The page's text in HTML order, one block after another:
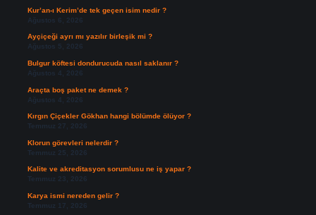
Kur’an-ı Kerim’de tek geçen isim nedir ?
Ağustos 6, 2026
Ayçiçeği ayrı mı yazılır birleşik mi ?
Ağustos 5, 2026
Bulgur köftesi dondurucuda nasıl saklanır ?
Ağustos 4, 2026
Araçta boş paket ne demek ?
Ağustos 4, 2026
Kırgın Çiçekler Gökhan hangi bölümde ölüyor ?
Temmuz 27, 2026
Klorun görevleri nelerdir ?
Temmuz 25, 2026
Kalite ve akreditasyon sorumlusu ne iş yapar ?
Temmuz 23, 2026
Karya ismi nereden gelir ?
Temmuz 17, 2026